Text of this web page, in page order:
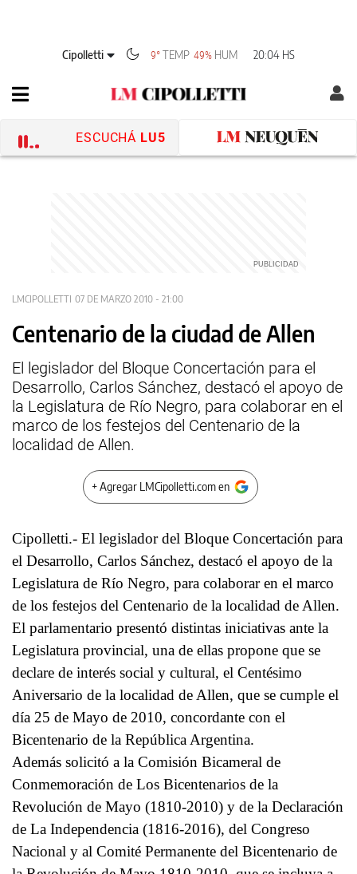
Cipolletti 9°TEMP 49% HUM 20:04 HS
ESCUCHÁ LU5
LMCIPOLLETTI 07 DE MARZO 2010 - 21:00
Centenario de la ciudad de Allen
El legislador del Bloque Concertación para el
Desarrollo, Carlos Sánchez, destacó el apoyo de
la Legislatura de Río Negro, para colaborar en el
marco de los festejos del Centenario de la
localidad de Allen.
+ Agregar LMCipolletti.com en
Cipolletti.- El legislador del Bloque Concertación para
el Desarrollo, Carlos Sánchez, destacó el apoyo de la
Legislatura de Río Negro, para colaborar en el marco
de los festejos del Centenario de la localidad de Allen.
El parlamentario presentó distintas iniciativas ante la
Legislatura provincial, una de ellas propone que se
declare de interés social y cultural, el Centésimo
Aniversario de la localidad de Allen, que se cumple el
día 25 de Mayo de 2010, concordante con el
Bicentenario de la República Argentina.
Además solicitó a la Comisión Bicameral de
Conmemoración de Los Bicentenarios de la
Revolución de Mayo (1810-2010) y de la Declaración
de La Independencia (1816-2016), del Congreso
Nacional y al Comité Permanente del Bicentenario de